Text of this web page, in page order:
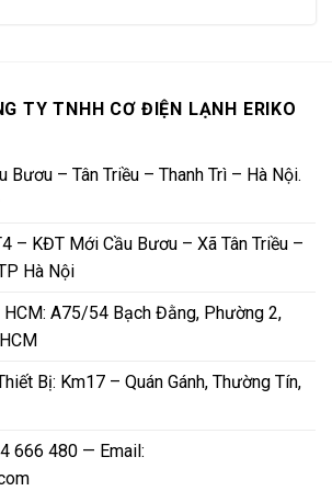
TY TNHH CƠ ĐIỆN LẠNH ERIKO
Bươu – Tân Triều – Thanh Trì – Hà Nội.
– KĐT Mới Cầu Bươu – Xã Tân Triều –
Hà Nội
A75/54 Bạch Đằng, Phường 2,
Bị: Km17 – Quán Gánh, Thường Tín,
666 480 — Email: